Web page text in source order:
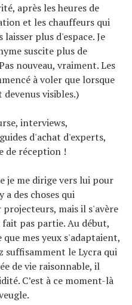
après les heures de
et les chauffeurs qui
plus d'espace. Je
suscite plus de
nouveau, vraiment. Les
à voler que lorsque
visibles.)
interviews,
d'achat d'experts,
de réception !
je me dirige vers lui pour
a des choses qui
mais il s'avère
pas partie. Au début,
que mes yeux s'adaptaient,
suffisamment le Lycra qui
de vie raisonnable, il
C’est à ce moment-là